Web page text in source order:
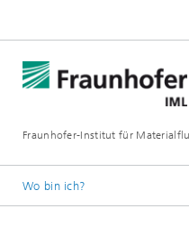
Fraunhofer-Institut für
Wo bin ich?